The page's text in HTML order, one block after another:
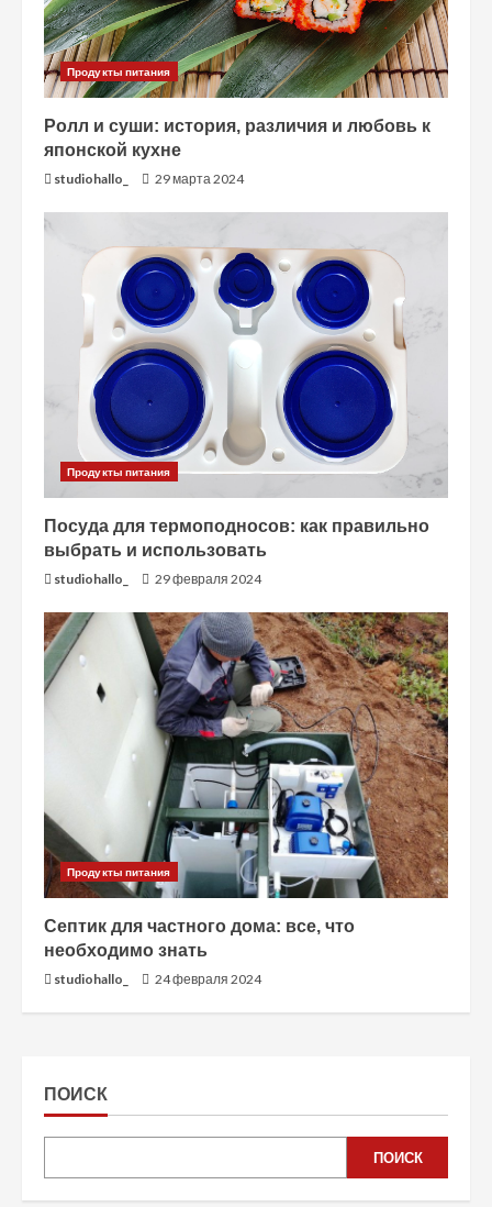
т
е
н
и
е
Продукты питания
Ролл и суши: история, различия и любовь к
японской кухне
studiohallo_ 29 марта 2024
Продукты питания
Посуда для термоподносов: как правильно
выбрать и использовать
studiohallo_ 29 февраля 2024
Продукты питания
Септик для частного дома: все, что
необходимо знать
studiohallo_ 24 февраля 2024
ПОИСК
ПОИСК